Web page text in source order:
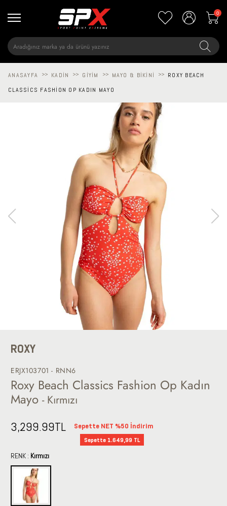
0
ANASAYFA >> KADIN >> GIYIM >> MAYO & BIKINI >>
ROXY BEACH
CLASSICS FASHION OP KADIN MAYO
ROXY
ERJX103701 - RNN6
Roxy Beach Classics Fashion Op Kadın
Mayo - Kırmızı
3,299.99TL Sepette NET %50 İndirim
Sepette 1.649,99 TL
RENK : Kırmızı